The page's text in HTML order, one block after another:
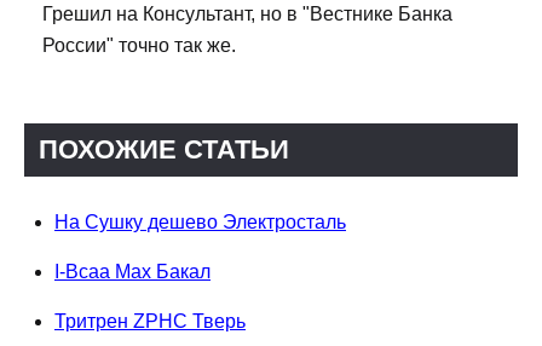
Грешил на Консультант, но в "Вестнике Банка
России" точно так же.
ПОХОЖИЕ СТАТЬИ
На Сушку дешево Электросталь
I-Bcaa Max Бакал
Тритрен ZPHC Тверь